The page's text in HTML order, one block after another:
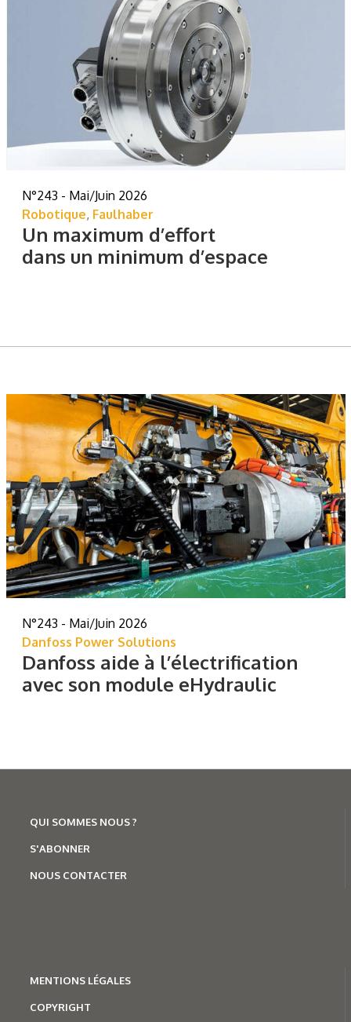
N°243 - Mai/Juin 2026
Robotique, Faulhaber
Un maximum d’effort
dans un minimum d’espace
N°243 - Mai/Juin 2026
Danfoss Power Solutions
Danfoss aide à l’électrification
avec son module eHydraulic
QUI SOMMES NOUS ?
S'ABONNER
NOUS CONTACTER
MENTIONS LÉGALES
COPYRIGHT